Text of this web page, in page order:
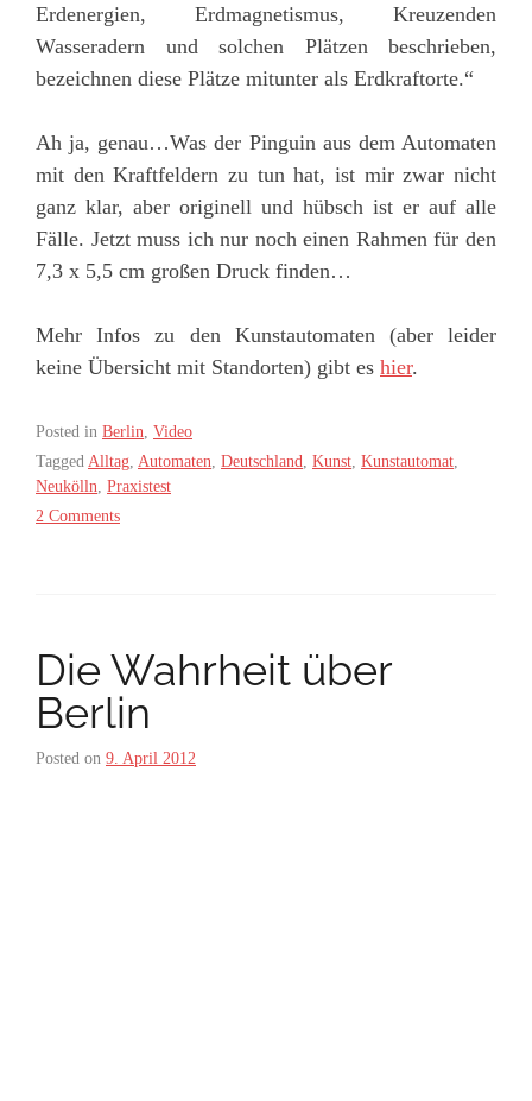
Erdenergien, Erdmagnetismus, Kreuzenden
Wasseradern und solchen Plätzen beschrieben,
bezeichnen diese Plätze mitunter als Erdkraftorte.“
Ah ja, genau…Was der Pinguin aus dem Automaten
mit den Kraftfeldern zu tun hat, ist mir zwar nicht
ganz klar, aber originell und hübsch ist er auf alle
Fälle. Jetzt muss ich nur noch einen Rahmen für den
7,3 x 5,5 cm großen Druck finden…
Mehr Infos zu den Kunstautomaten (aber leider
keine Übersicht mit Standorten) gibt es hier.
Posted in Berlin Video
Tagged Alltag, Automaten, Deutschland, Kunst, Kunstautomat,
Neukölln, Praxistest
2 Comments
Die Wahrheit über
Berlin
Posted on 9. April 2012